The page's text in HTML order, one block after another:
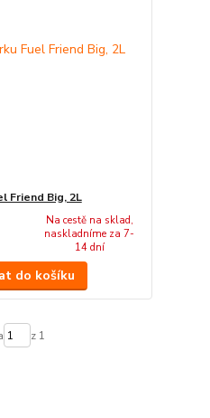
Friend Big, 2L
Na cestě na sklad,
naskladníme za 7-
14 dní
do košíku
z 1